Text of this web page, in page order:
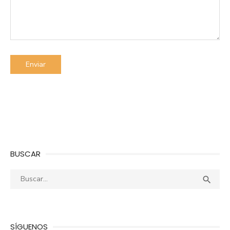
BUSCAR
Buscar: 
SÍGUENOS